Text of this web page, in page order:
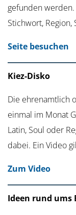
gefunden
Stichwort, Region,
Seite besuchen
Kiez-Disko
Die ehrenamtlich
einmal im Monat
Latin, Soul oder
dabei. Ein Video
Zum Video
Ideen rund ums